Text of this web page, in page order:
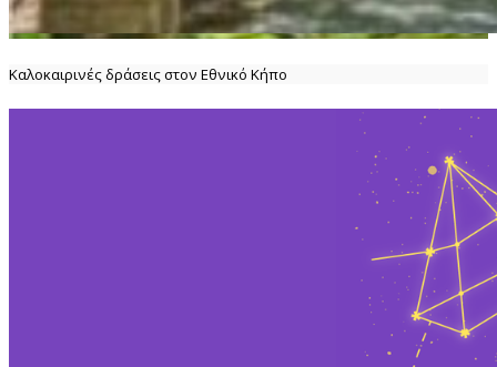
Καλοκαιρινές δράσεις στον Εθνικό Κήπο